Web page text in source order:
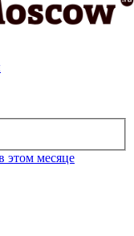
этом месяце